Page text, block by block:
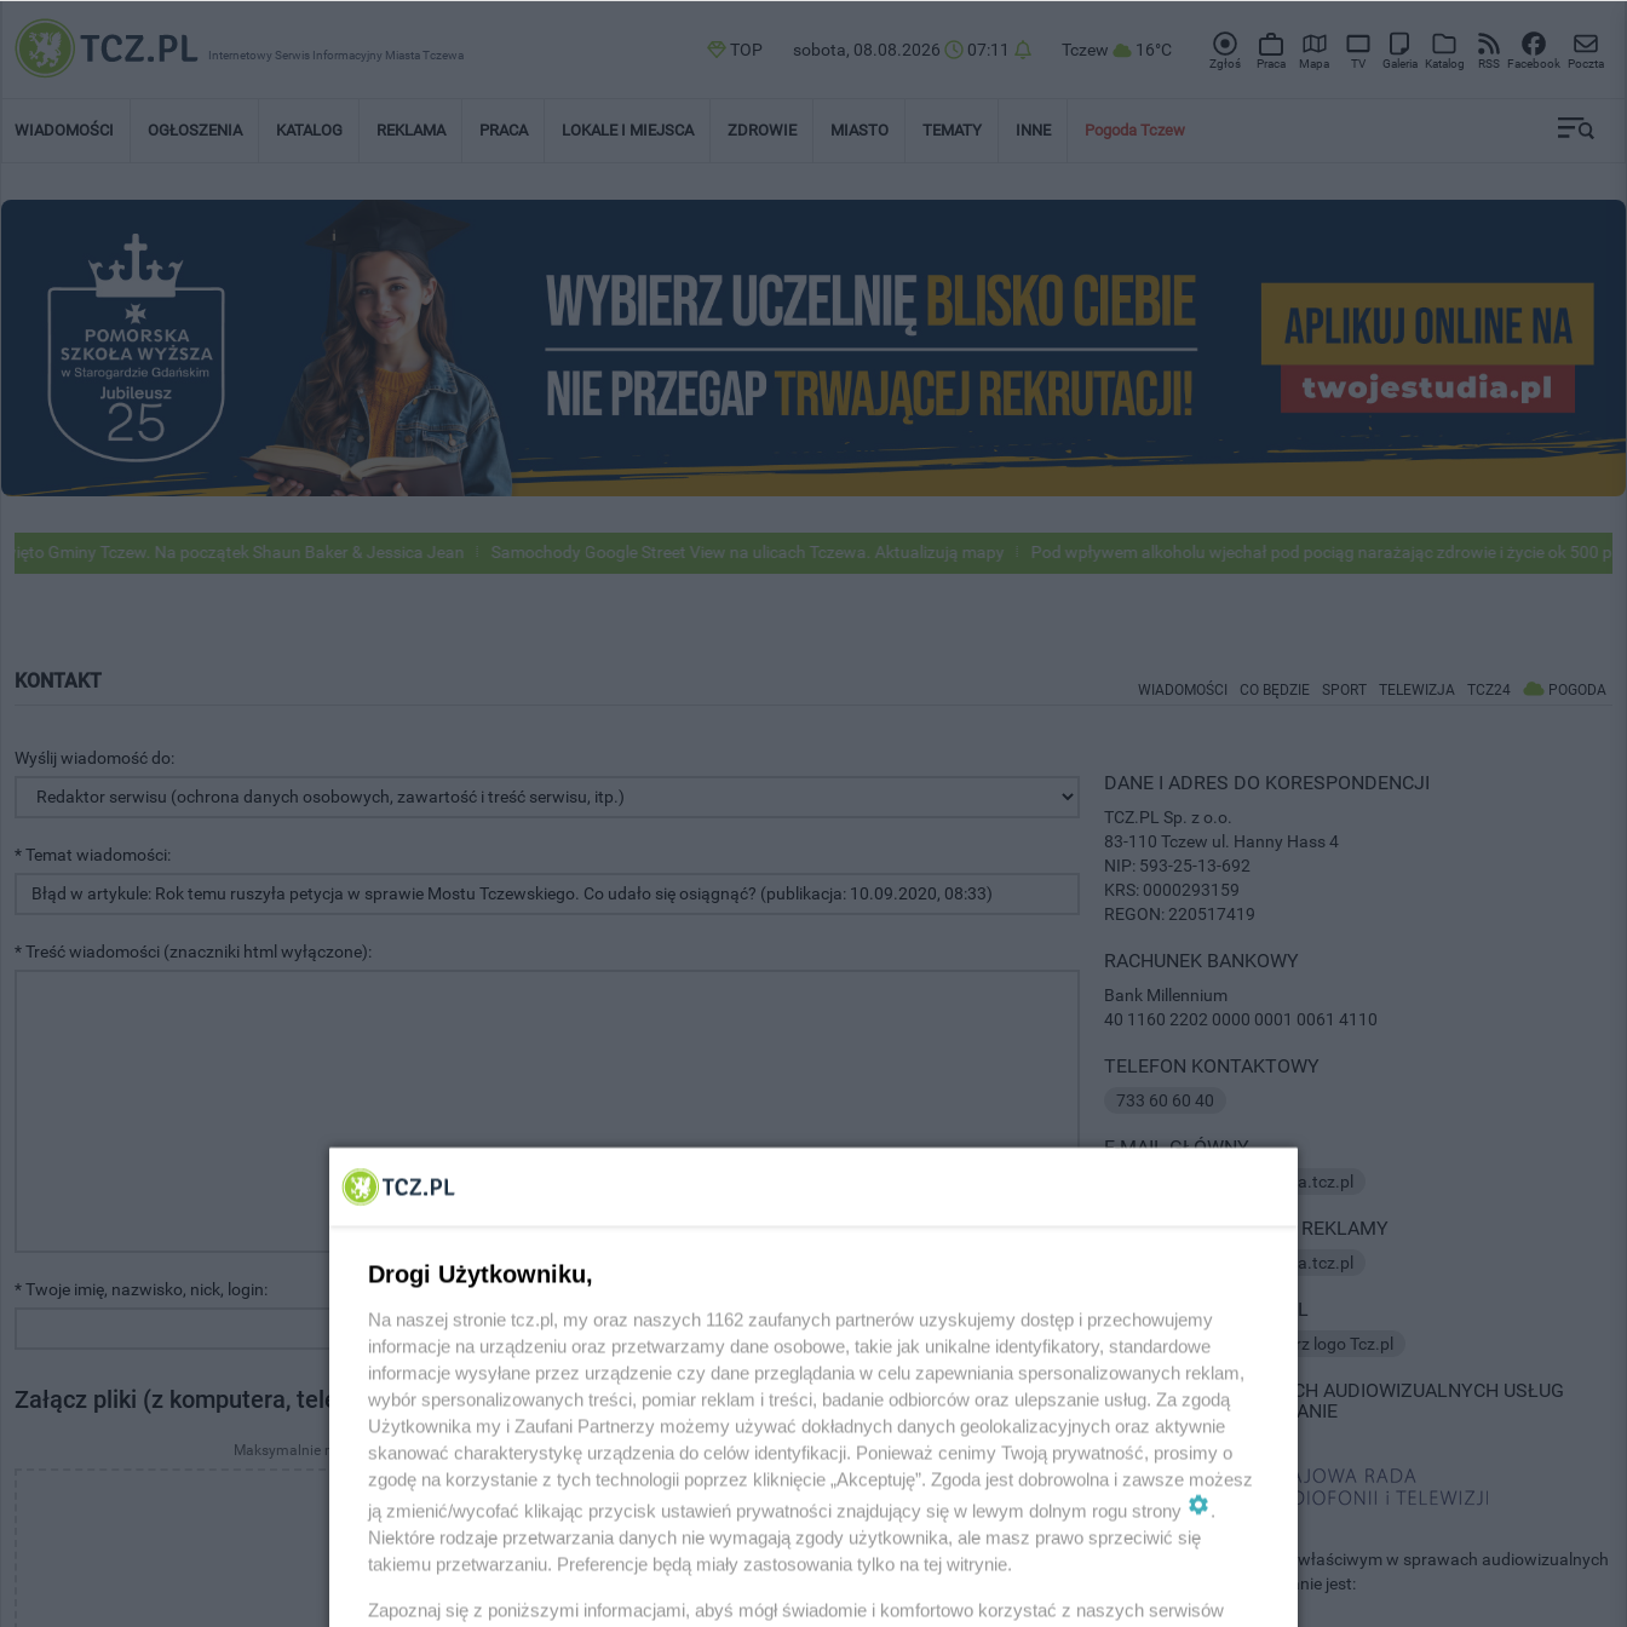
Internetowy Serwis Informacyjny Miasta Tczewa TOP sobota, 08.08.2026 07:11 Tczew 16°C
Zgłoś Praca Mapa TV Galeria Katalog RSS Facebook Poczta
WIADOMOŚCI OGŁOSZENIA KATALOG REKLAMA PRACA LOKALE I MIEJSCA ZDROWIE MIASTO TEMATY INNE Pogoda Tczew
Gminy Tczew. Na początek Shaun Baker & Jessica Jean Samochody Google Street View na ulicach Tczewa. Aktualizują mapy Pod wpływem alkoholu wjechał pod pociąg narażając zdrowie i życie ok 500
KONTAKT WIADOMOŚCI CO BĘDZIE SPORT TELEWIZJA TCZ24 POGODA
Wyślij wiadomość do:
* Temat wiadomości:
* Treść wiadomości (znaczniki html wyłączone):
* Twoje imię, nazwisko, nick, login: * Twój adres e-mail:
Załącz pliki (z komputera, telefonu, tabletu)
Maksymalnie możesz przesłać 3 pliki po 7 MB każdy. Dozwolone formaty plików to: jpg, jpeg, pdf
DANE I ADRES DO KORESPONDENCJI
TCZ.PL Sp. z o.o.
83-110 Tczew ul. Hanny Hass 4
NIP: 593-25-13-692
KRS: 0000293159
REGON: 220517419
RACHUNEK BANKOWY
Bank Millennium
40 1160 2202 0000 0001 0061 4110
TELEFON KONTAKTOWY
733 60 60 40
E-MAIL GŁÓWNY
kontakt@redakcja.tcz.pl
KONTAKT W SPRAWIE REKLAMY
kontakt@redakcja.tcz.pl
LOGO SERWISU TCZ.PL
Do pobrania tutaj: pobierz logo Tcz.pl
KONTAKT W SPRAWACH AUDIOWIZUALNYCH USŁUG
MEDIALNYCH NA ŻĄDANIE
Informujemy, że organem właściwym w sprawach audiowizualnych
usług medialnych na żądanie jest:
Drogi Użytkowniku,
Na naszej stronie tcz.pl, my oraz naszych 1162 zaufanych partnerów uzyskujemy dostęp i przechowujemy
informacje na urządzeniu oraz przetwarzamy dane osobowe, takie jak unikalne identyfikatory, standardowe
informacje wysyłane przez urządzenie czy dane przeglądania w celu zapewniania spersonalizowanych reklam,
wybór spersonalizowanych treści, pomiar reklam i treści, badanie odbiorców oraz ulepszanie usług. Za zgodą
Użytkownika my i Zaufani Partnerzy możemy używać dokładnych danych geolokalizacyjnych oraz aktywnie
skanować charakterystykę urządzenia do celów identyfikacji. Ponieważ cenimy Twoją prywatność, prosimy o
zgodę na korzystanie z tych technologii poprzez kliknięcie „Akceptuję”. Zgoda jest dobrowolna i zawsze możesz
ją zmienić/wycofać klikając przycisk ustawień prywatności znajdujący się w lewym dolnym rogu strony
.
Niektóre rodzaje przetwarzania danych nie wymagają zgody użytkownika, ale masz prawo sprzeciwić się
takiemu przetwarzaniu. Preferencje będą miały zastosowania tylko na tej witrynie.
Zapoznaj się z poniższymi informacjami, abyś mógł świadomie i komfortowo korzystać z naszych serwisów